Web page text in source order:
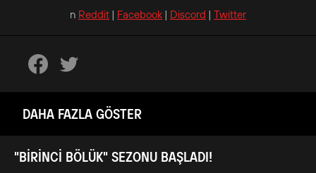
n Reddit | Facebook | Discord | Twitter
DAHA FAZLA GÖSTER
"BİRİNCİ BÖLÜK" SEZONU BAŞLADI!